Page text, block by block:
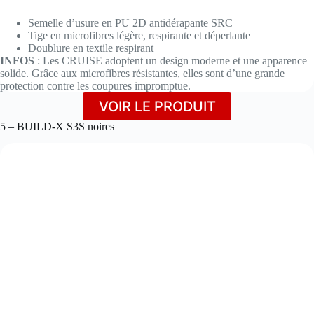
Semelle d’usure en PU 2D antidérapante SRC
Tige en microfibres légère, respirante et déperlante
Doublure en textile respirant
INFOS : Les CRUISE adoptent un design moderne et une apparence
solide. Grâce aux microfibres résistantes, elles sont d’une grande
protection contre les coupures impromptue.
VOIR LE PRODUIT
5 – BUILD-X S3S noires